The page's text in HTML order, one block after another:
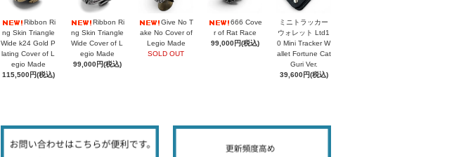
Ribbon Ri
ng Skin Triangle
Wide k24 Gold P
lating Cover of L
egio Made
115,500円(税込)
Ribbon Ri
ng Skin Triangle
Wide Cover of L
egio Made
99,000円(税込)
Give No T
ake No Cover of
Legio Made
SOLD OUT
666 Cove
r of Rat Race
99,000円(税込)
ミニトラッカー
ウォレット Ltd1
0 Mini Tracker W
allet Fortune Cat
Guri Ver.
39,600円(税込)